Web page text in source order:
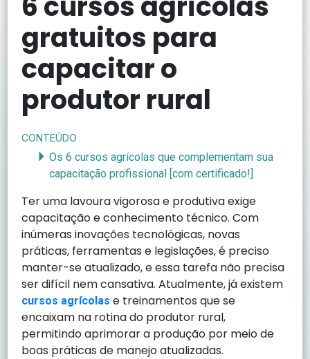
gratuitos para
capacitar o
produtor rural
CONTEÚDO
Os 6 cursos agrícolas que complementam sua
capacitação profissional [com certificado!]
Ter uma lavoura vigorosa e produtiva exige
capacitação e conhecimento técnico. Com
inúmeras inovações tecnológicas, novas
práticas, ferramentas e legislações, é preciso
manter-se atualizado, e essa tarefa não precisa
ser difícil nem cansativa. Atualmente, já existem
cursos agrícolas e treinamentos que se
encaixam na rotina do produtor rural,
permitindo aprimorar a produção por meio de
boas práticas de manejo atualizadas.